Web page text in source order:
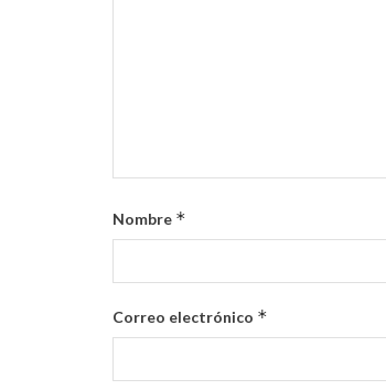
Nombre *
Correo electrónico *